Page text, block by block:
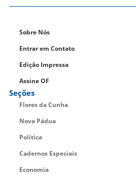
Sobre Nós
Entrar em Contato
Edição Impressa
Assine OF
Seções
Flores da Cunha
Nova Pádua
Política
Cadernos Especiais
Economia